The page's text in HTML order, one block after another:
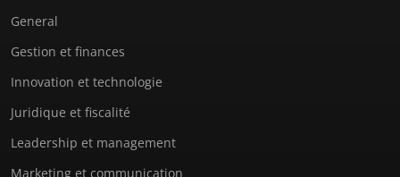
General
Gestion et finances
Innovation et technologie
Juridique et fiscalité
Leadership et management
Marketing et communication